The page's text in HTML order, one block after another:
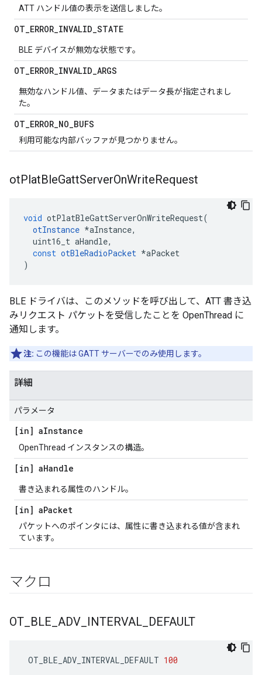
ATT ハンドル値の表示を送信しました。
OT_ERROR_INVALID_STATE
BLE デバイスが無効な状態です。
OT_ERROR_INVALID_ARGS
無効なハンドル値、データまたはデータ長が指定されまし
た。
OT_ERROR_NO_BUFS
利用可能な内部バッファが見つかりません。
otPlatBleGattServerOnWriteRequest
void otPlatBleGattServerOnWriteRequest(
otInstance *aInstance,
uint16_t aHandle,
const otBleRadioPacket *aPacket
)
BLE ドライバは、このメソッドを呼び出して、ATT 書き込
みリクエスト パケットを受信したことを OpenThread に
通知します。
注: この機能は GATT サーバーでのみ使用します。
詳細
パラメータ
[in] aInstance
OpenThread インスタンスの構造。
[in] aHandle
書き込まれる属性のハンドル。
[in] aPacket
パケットへのポインタには、属性に書き込まれる値が含まれ
ています。
マクロ
OT BLE ADV INTERVAL DEFAULT
OT_BLE_ADV_INTERVAL_DEFAULT 100